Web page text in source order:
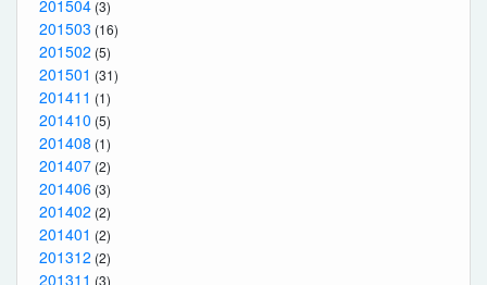
201504 (3)
201503 (16)
201502 (5)
201501 (31)
201411 (1)
201410 (5)
201408 (1)
201407 (2)
201406 (3)
201402 (2)
201401 (2)
201312 (2)
201311 (3)